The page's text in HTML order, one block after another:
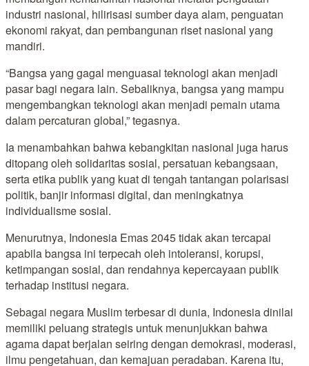
industri nasional, hilirisasi sumber daya alam, penguatan
ekonomi rakyat, dan pembangunan riset nasional yang
mandiri.
“Bangsa yang gagal menguasai teknologi akan menjadi
pasar bagi negara lain. Sebaliknya, bangsa yang mampu
mengembangkan teknologi akan menjadi pemain utama
dalam percaturan global,” tegasnya.
Ia menambahkan bahwa kebangkitan nasional juga harus
ditopang oleh solidaritas sosial, persatuan kebangsaan,
serta etika publik yang kuat di tengah tantangan polarisasi
politik, banjir informasi digital, dan meningkatnya
individualisme sosial.
Menurutnya, Indonesia Emas 2045 tidak akan tercapai
apabila bangsa ini terpecah oleh intoleransi, korupsi,
ketimpangan sosial, dan rendahnya kepercayaan publik
terhadap institusi negara.
Sebagai negara Muslim terbesar di dunia, Indonesia dinilai
memiliki peluang strategis untuk menunjukkan bahwa
agama dapat berjalan seiring dengan demokrasi, moderasi,
ilmu pengetahuan, dan kemajuan peradaban. Karena itu,